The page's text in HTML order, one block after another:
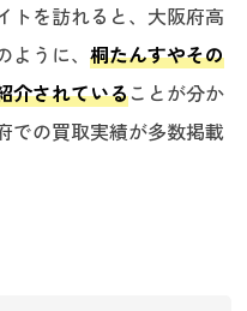
トを訪れると、大阪府高
ように、桐たんすやその
介されていることが分か
での買取実績が多数掲載